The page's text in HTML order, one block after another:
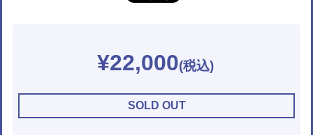
¥22,000
SOLD OUT